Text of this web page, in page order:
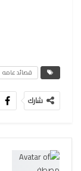
قصائد عامه
شارك